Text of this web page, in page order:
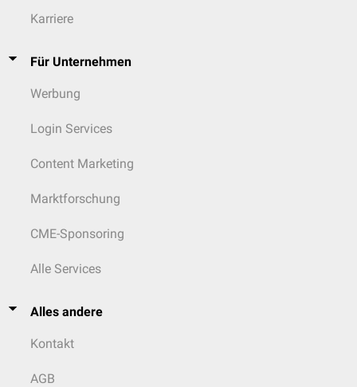
Karriere
Für Unternehmen
Werbung
Login Services
Content Marketing
Marktforschung
CME-Sponsoring
Alle Services
Alles andere
Kontakt
AGB